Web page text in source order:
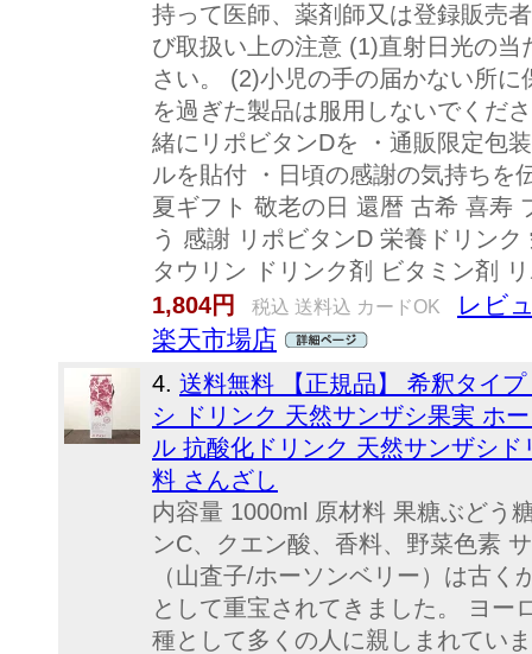
持って医師、薬剤師又は登録販売
び取扱い上の注意 (1)直射日光の
さい。 (2)小児の手の届かない所
を過ぎた製品は服用しないでくだ
緒にリポビタンDを ・通販限定包
ルを貼付 ・日頃の感謝の気持ちを
夏ギフト 敬老の日 還暦 古希 喜寿
う 感謝 リポビタンD 栄養ドリン
タウリン ドリンク剤 ビタミン剤
1,804円
税込 送料込 カードOK
レビ
楽天市場店
4. 送料無料 【正規品】 希釈タイ
シ ドリンク 天然サンザシ果実 ホ
ル 抗酸化ドリンク 天然サンザシ
料 さんざし
内容量 1000ml 原材料 果糖ぶどう
ンC、クエン酸、香料、野菜色素
（山査子/ホーソンベリー）は古
として重宝されてきました。 ヨー
種として多くの人に親しまれてい